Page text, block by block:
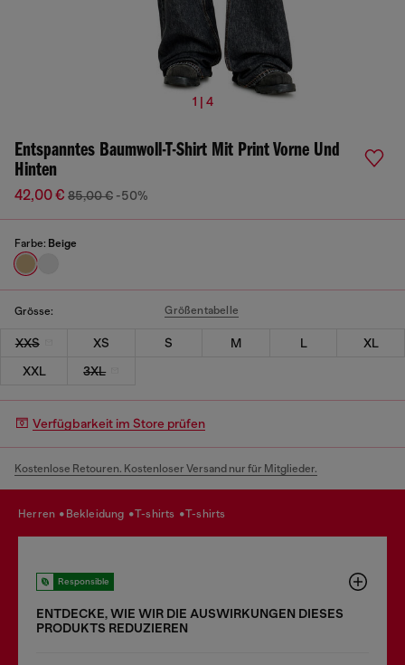
1 | 4
Entspanntes Baumwoll-T-Shirt Mit Print Vorne Und
Hinten
42,00 € 85,00 € -50%
Farbe: Beige
Grösse: Größentabelle
XXS XS S M L
XL
XXL
3XL
Verfügbarkeit im Store prüfen
Kostenlose Retouren. Kostenloser Versand nur für Mitglieder.
herren bekleidung t-shirts t-shirts
Responsible
ENTDECKE, WIE WIR DIE AUSWIRKUNGEN DIESES
PRODUKTS REDUZIEREN